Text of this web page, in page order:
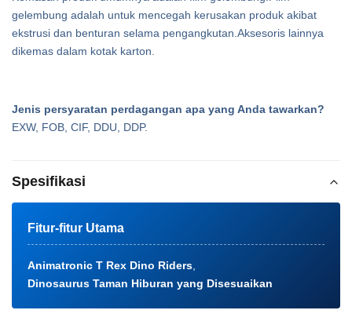
gelembung adalah untuk mencegah kerusakan produk akibat
ekstrusi dan benturan selama pengangkutan.Aksesoris lainnya
dikemas dalam kotak karton.
Jenis persyaratan perdagangan apa yang Anda tawarkan?
EXW, FOB, CIF, DDU, DDP.
Spesifikasi
Fitur-fitur Utama
Animatronic T Rex Dino Riders
Dinosaurus Taman Hiburan yang Disesuaikan